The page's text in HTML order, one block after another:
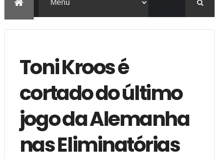
Toni Kroos é
cortado do último
jogo da Alemanha
nas Eliminatórias